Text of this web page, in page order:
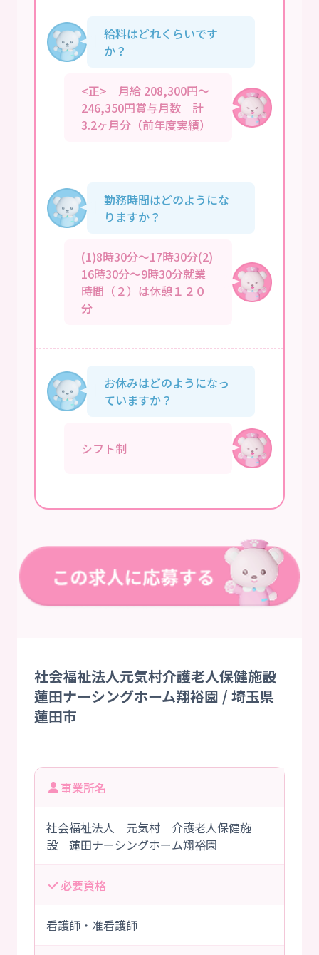
給料はどれくらいです
か？
<正> 月給 208,300円～
246,350円賞与月数 計
3.2ヶ月分（前年度実績）
勤務時間はどのようにな
りますか？
(1)8時30分～17時30分(2)
16時30分～9時30分就業
時間（２）は休憩１２０
分
お休みはどのようになっ
ていますか？
シフト制
社会福祉法人元気村介護老人保健施設
蓮田ナーシングホーム翔裕園 / 埼玉県
蓮田市
事業所名
社会福祉法人 元気村 介護老人保健施
設 蓮田ナーシングホーム翔裕園
必要資格
看護師・准看護師